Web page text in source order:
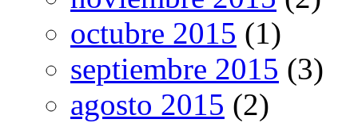
octubre 2015 (1)
septiembre 2015 (3)
agosto 2015 (2)